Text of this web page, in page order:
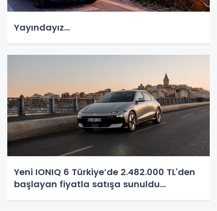
Yayındayız...
Yeni IONIQ 6 Türkiye’de 2.482.000 TL'den
başlayan fiyatla satışa sunuldu...